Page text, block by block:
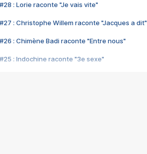
#28 : Lorie raconte "Je vais vite"
#27 : Christophe Willem raconte "Jacques a dit"
#26 : Chimène Badi raconte "Entre nous"
#25 : Indochine raconte "3e sexe"